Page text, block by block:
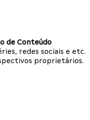
de Conteúdo
redes sociais e etc.
proprietários.